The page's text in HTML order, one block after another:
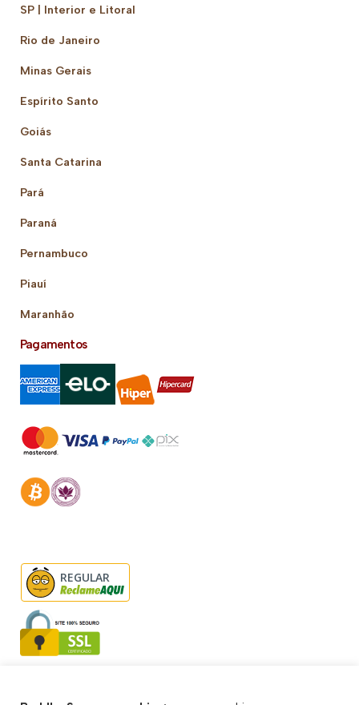
SP | Interior e Litoral
Rio de Janeiro
Minas Gerais
Espírito Santo
Goiás
Santa Catarina
Pará
Paraná
Pernambuco
Piauí
Maranhão
Pagamentos
REGULAR